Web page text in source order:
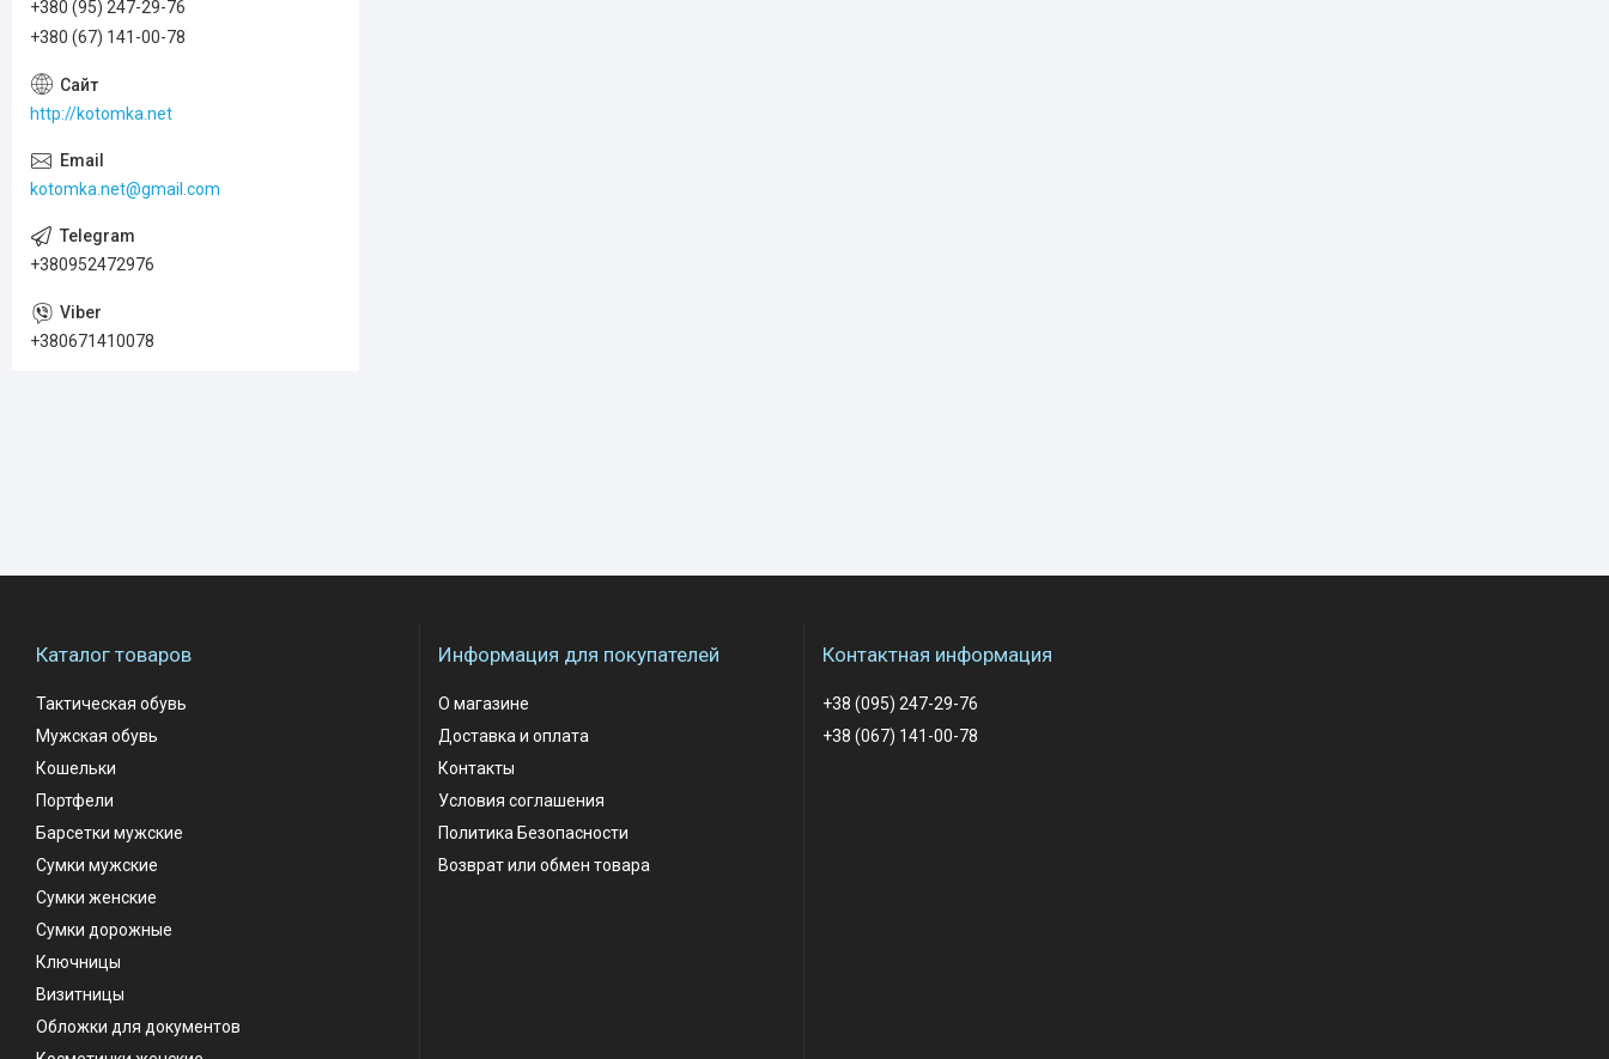
+380 (95) 247-29-76
+380 (67) 141-00-78
http://kotomka.net
kotomka.net@gmail.com
+380952472976
+380671410078
Каталог товаров
Тактическая обувь
Мужская обувь
Кошельки
Портфели
Барсетки мужские
Сумки мужские
Сумки женские
Сумки дорожные
Ключницы
Визитницы
Обложки для документов
Информация для покупателей
О магазине
Доставка и оплата
Контакты
Условия соглашения
Политика Безопасности
Возврат или обмен товара
Контактная информация
+38 (095) 247-29-76
+38 (067) 141-00-78